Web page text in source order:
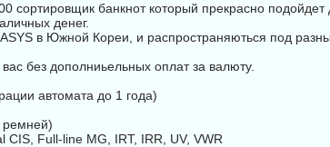
сортировщик банкнот который прекрасно
денег.
в Южной Кореи, и распространяються под
без дополниьельных оплат за валюту.
автомата до 1 года)
ремней)
Full-line MG, IRT, IRR, UV, VWR